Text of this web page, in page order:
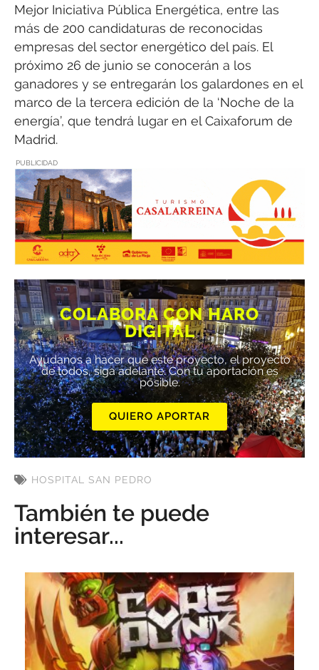
Mejor Iniciativa Pública Energética, entre las
más de 200 candidaturas de reconocidas
empresas del sector energético del país. El
próximo 26 de junio se conocerán a los
ganadores y se entregarán los galardones en el
marco de la tercera edición de la ‘Noche de la
energía’, que tendrá lugar en el Caixaforum de
Madrid.
PUBLICIDAD
COLABORA CON HARO
DIGITAL
Ayúdanos a hacer que este proyecto, el proyecto
de todos, siga adelante. Con tu aportación es
posible.
QUIERO APORTAR
HOSPITAL SAN PEDRO
También te puede
interesar...